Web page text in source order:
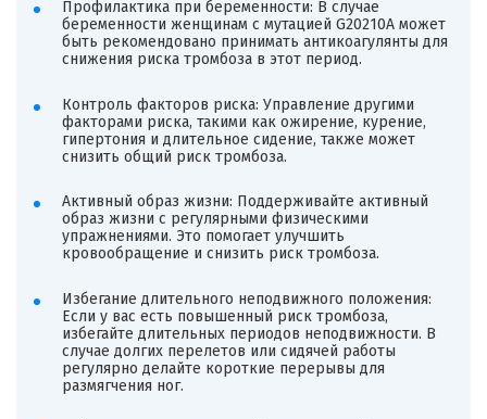
Профилактика при беременности: В случае
беременности женщинам с мутацией G20210A может
быть рекомендовано принимать антикоагулянты для
снижения риска тромбоза в этот период.
Контроль факторов риска: Управление другими
факторами риска, такими как ожирение, курение,
гипертония и длительное сидение, также может
снизить общий риск тромбоза.
Активный образ жизни: Поддерживайте активный
образ жизни с регулярными физическими
упражнениями. Это помогает улучшить
кровообращение и снизить риск тромбоза.
Избегание длительного неподвижного положения:
Если у вас есть повышенный риск тромбоза,
избегайте длительных периодов неподвижности. В
случае долгих перелетов или сидячей работы
регулярно делайте короткие перерывы для
размягчения ног.